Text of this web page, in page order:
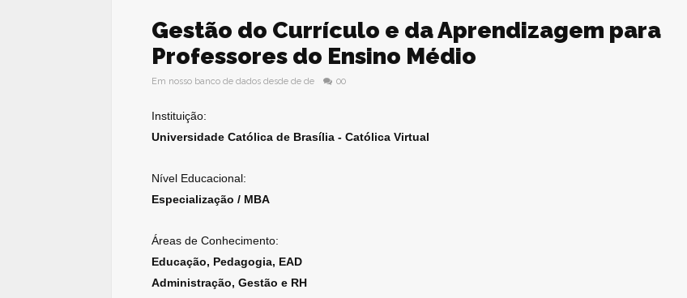
Gestão do Currículo e da Aprendizagem para
Professores do Ensino Médio
Em nosso banco de dados desde de de 00
Instituição:
Universidade Católica de Brasília - Católica Virtual
Nível Educacional:
Especialização / MBA
Áreas de Conhecimento:
Educação, Pedagogia, EAD
Administração, Gestão e RH